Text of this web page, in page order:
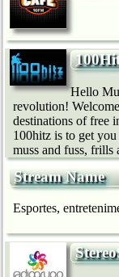
Hello
revolution!
destinations of free
100hitz is to get
muss and fuss, frills
Stream Name
Esportes,